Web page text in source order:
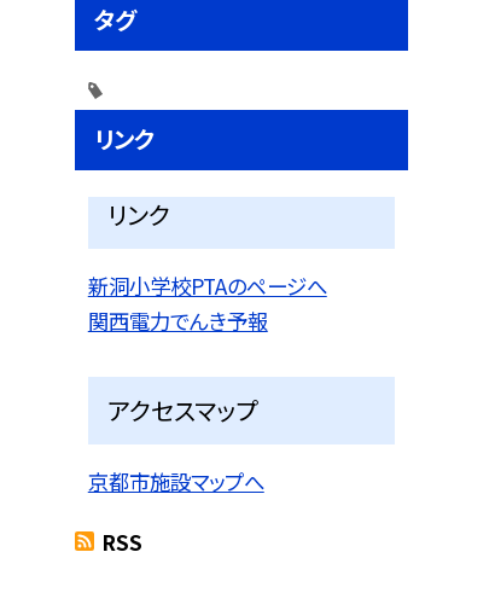
タグ
リンク
リンク
新洞小学校PTAのページへ
関西電力でんき予報
アクセスマップ
京都市施設マップへ
RSS